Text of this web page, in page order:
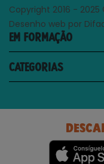
Copyright 2016 - 2025
Desenho web por
EM FORMAÇÃO
CATEGORIAS